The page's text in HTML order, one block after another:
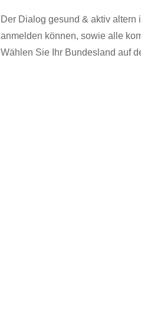
Der Dialog gesund & aktiv
anmelden können, sowie alle
Wählen Sie Ihr Bundesland auf